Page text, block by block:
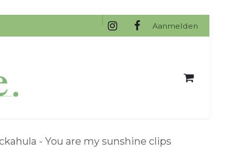
Aanmelden
- You are my sunshine clips